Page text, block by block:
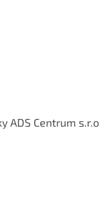
ADS Centrum s.r.o